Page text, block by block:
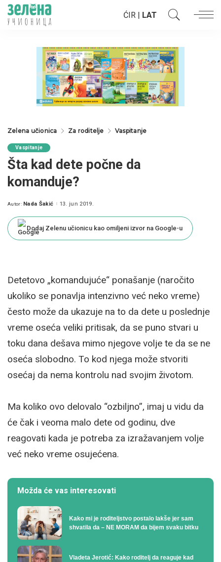
ĆIR | LAT
Zelena učionica Za roditelje Vaspitanje
Vaspitanje
Šta kad dete počne da
komanduje?
Posted
Autor: Nada Šakić 13. jun 2019.
Dodaj Zelenu učionicu kao omiljeni izvor na Google-u
Detetovo „komandujuće“ ponašanje (naročito
ukoliko se ponavlja intenzivno već neko vreme)
često može da ukazuje na to da dete u poslednje
vreme oseća veliki pritisak, da se puno stvari u
toku dana dešava mimo njegove volje te da se ne
oseća slobodno. To kod njega može stvoriti
osećaj da nema kontrolu nad svojim životom.
Ma koliko ovo delovalo “ozbiljno”, imaj u vidu da
će čak i veoma malo dete od godinu, dve
reagovati kada je potreba za izražavanjem volje
već neko vreme osujećena.
Možda će vas interesovati
Kako mi je roditeljstvo postalo lakše jer sam
shvatila da – NE MORAM da bijem svaku bitku
Vladeta Jerotić: Kako roditelj da reaguje kad